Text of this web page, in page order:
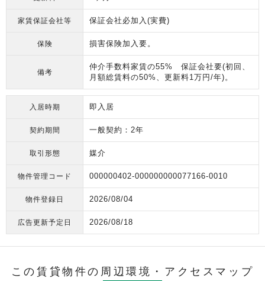
家賃保証会社等 保証会社必加入(実費)
保険 損害保険加入要。
備考
仲介手数料家賃の55% 保証会社要(初回、
月額総賃料の50%、更新料1万円/年)。
入居時期 即入居
契約期間 一般契約：2年
取引形態 媒介
物件管理コード 000000402-000000000077166-0010
物件登録日 2026/08/04
広告更新予定日 2026/08/18
この賃貸物件の周辺環境・ アクセスマップ